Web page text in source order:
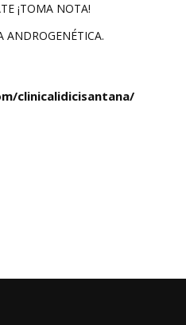
¡TOMA NOTA!
ANDROGENÉTICA.
clinicalidicisantana/